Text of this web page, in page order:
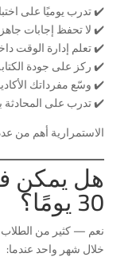
✔️ تدرب يوميًا على
✔️ لا تحفظ إجابات
✔️ تعلم إدارة الوقت
✔️ ركز على جودة
✔️ وسّع مفرداتك
✔️ تدرب على
الاستمرارية أهم من
هل يمكن
30 يومًا؟
نعم — كثير من
خلال شهر واحد عندما: